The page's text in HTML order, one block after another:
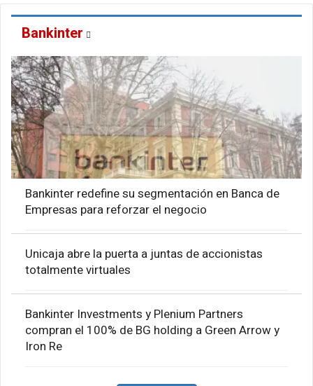
Bankinter
Bankinter redefine su segmentación en Banca de
Empresas para reforzar el negocio
Unicaja abre la puerta a juntas de accionistas
totalmente virtuales
Bankinter Investments y Plenium Partners
compran el 100% de BG holding a Green Arrow y
Iron Re